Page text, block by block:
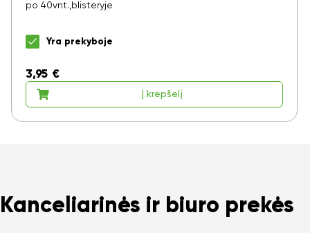
po 40vnt.,blisteryje
Yra prekyboje
3,95 €
Į krepšelį
Kanceliarinės ir biuro prekės